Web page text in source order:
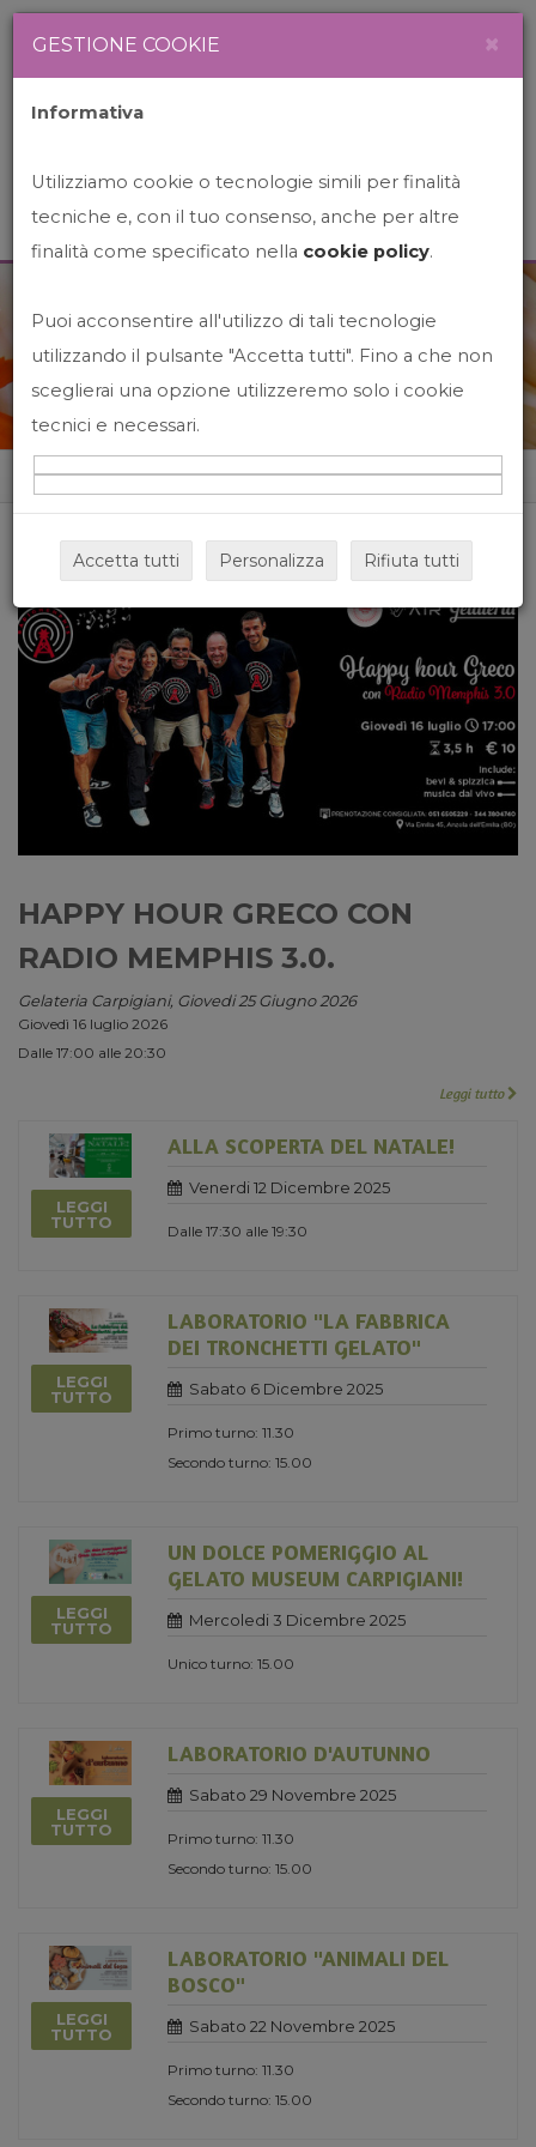
News&Events
Home News&events
HAPPY HOUR GRECO CON
RADIO MEMPHIS 3.0.
Gelateria Carpigiani, Giovedi 25 Giugno 2026
Giovedì 16 luglio 2026
Dalle 17:00 alle 20:30
Leggi tutto
LEGGI
TUTTO
ALLA SCOPERTA DEL NATALE!
Venerdi 12 Dicembre 2025
Dalle 17:30 alle 19:30
LEGGI
TUTTO
LABORATORIO "LA FABBRICA
DEI TRONCHETTI GELATO"
Sabato 6 Dicembre 2025
Primo turno: 11.30
Secondo turno: 15.00
LEGGI
TUTTO
UN DOLCE POMERIGGIO AL
GELATO MUSEUM CARPIGIANI!
Mercoledi 3 Dicembre 2025
Unico turno: 15.00
LEGGI
TUTTO
LABORATORIO D'AUTUNNO
Sabato 29 Novembre 2025
Primo turno: 11.30
Secondo turno: 15.00
LEGGI
TUTTO
LABORATORIO "ANIMALI DEL
BOSCO"
Sabato 22 Novembre 2025
Primo turno: 11.30
Secondo turno: 15.00
GESTIONE COOKIE ×
Informativa
Utilizziamo cookie o tecnologie simili per finalità
tecniche e, con il tuo consenso, anche per altre
finalità come specificato nella cookie policy.
Puoi acconsentire all'utilizzo di tali tecnologie
utilizzando il pulsante "Accetta tutti". Fino a che non
sceglierai una opzione utilizzeremo solo i cookie
tecnici e necessari.
Accetta tutti Personalizza Rifiuta tutti